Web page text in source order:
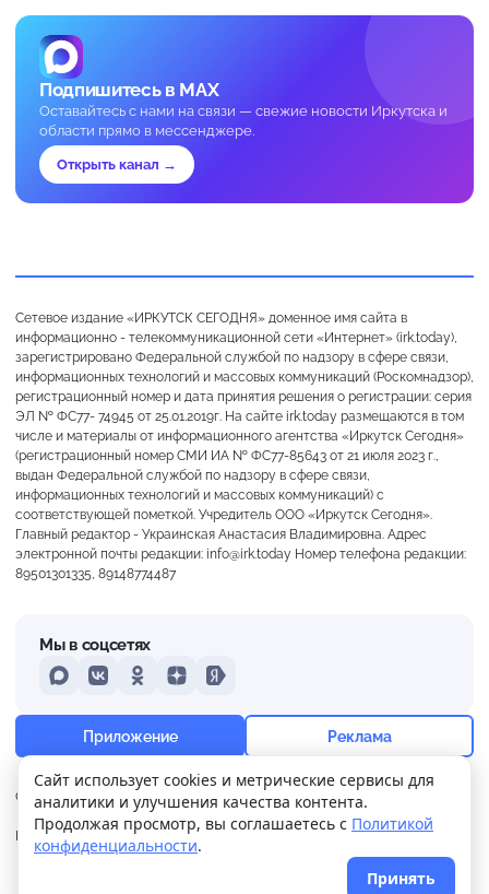
+17° Ощущается как +17
1 м/с 757 мм 97%
Подпишитесь в MAX
Оставайтесь с нами на связи — свежие новости Иркутска и
области прямо в мессенджере.
Открыть канал →
Сетевое издание «ИРКУТСК СЕГОДНЯ» доменное имя сайта в
информационно - телекоммуникационной сети «Интернет» (irk.today),
зарегистрировано Федеральной службой по надзору в сфере связи,
информационных технологий и массовых коммуникаций (Роскомнадзор),
регистрационный номер и дата принятия решения о регистрации: серия
ЭЛ № ФС77- 74945 от 25.01.2019г. На сайте irk.today размещаются в том
числе и материалы от информационного агентства «Иркутск Сегодня»
(регистрационный номер СМИ ИА № ФС77-85643 от 21 июля 2023 г.,
выдан Федеральной службой по надзору в сфере связи,
информационных технологий и массовых коммуникаций) с
соответствующей пометкой. Учредитель ООО «Иркутск Сегодня».
Главный редактор - Украинская Анастасия Владимировна. Адрес
электронной почты редакции: info@irk.today Номер телефона редакции:
89501301335, 89148774487
О нас Контакты Прислать новость
Реклама
Политика
конфиденциальности
Мы в соцсетях
MAXVKontakteOdnoklassniki
DzenYandex
Приложение Реклама
Сайт использует cookies и метрические сервисы для
аналитики и улучшения качества контента.
Продолжая просмотр, вы соглашаетесь с Политикой
конфиденциальности.
Принять